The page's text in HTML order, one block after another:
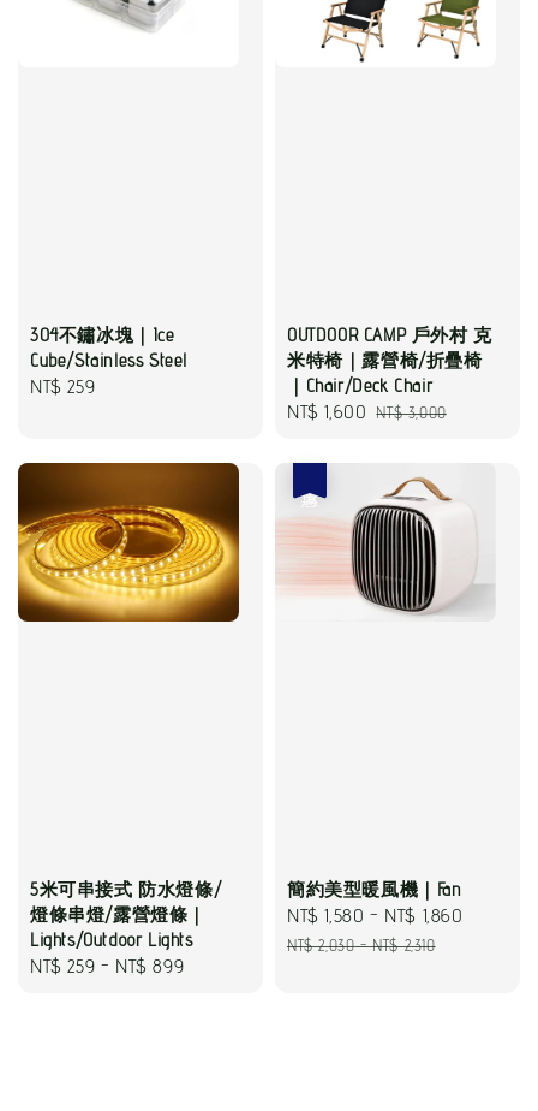
304不鏽冰塊｜Ice
Cube/Stainless Steel
Regular
NT$ 259
OUTDOOR CAMP 戶外村 克
米特椅｜露營椅/折疊椅
｜Chair/Deck Chair
Sale
NT$ 1,600 Regular
NT$ 3,000
5米可串接式 防水燈條/
燈條串燈/露營燈條｜
Lights/Outdoor Lights
Regular
NT$ 259 - NT$ 899
簡約美型暖風機｜Fan
Sale
price
NT$ 1,580 - NT$ 1,860
NT$ 2,030-NT$ 2,310